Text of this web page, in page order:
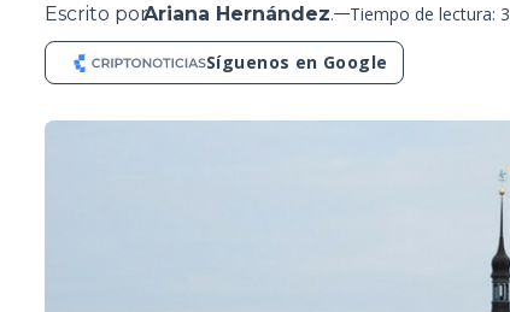
Escrito porAriana Hernández. Tiempo de lectura:
Síguenos en Google